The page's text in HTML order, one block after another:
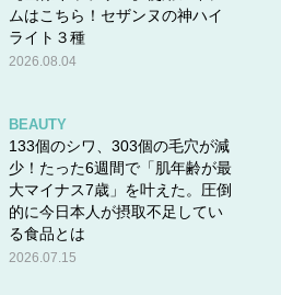
ムはこちら！セザンヌの神ハイ
ライト３種
2026.08.04
BEAUTY
133個のシワ、303個の毛穴が減
少！たった6週間で「肌年齢が最
大マイナス7歳」を叶えた。圧倒
的に今日本人が摂取不足してい
る食品とは
2026.07.15